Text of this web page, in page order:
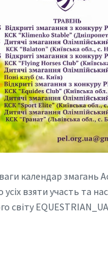
календар змагань
взяти участь та
світу